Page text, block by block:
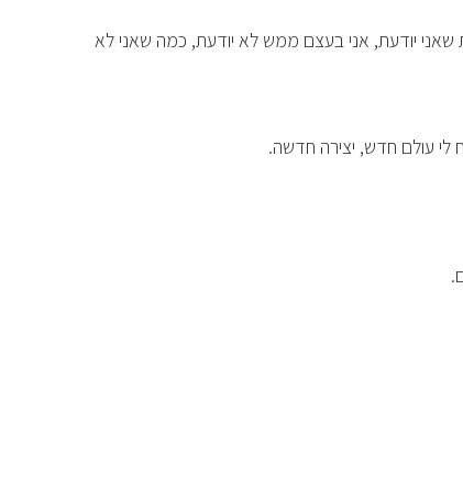
שאני יודעת, אני בעצם ממש לא יודעת, כמה שאני לא
לי עולם חדש, יצירה חדשה.